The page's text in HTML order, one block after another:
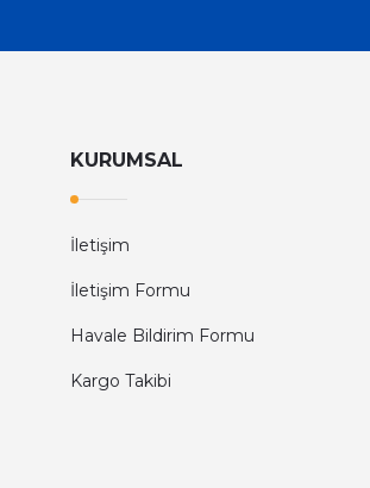
KURUMSAL
İletişim
İletişim Formu
Havale Bildirim Formu
Kargo Takibi